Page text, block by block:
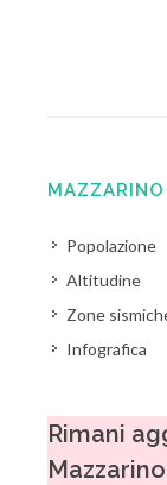
MAZZARINO
Popolazione
Altitudine
Zone
Infografica
Rimani
Mazzarino